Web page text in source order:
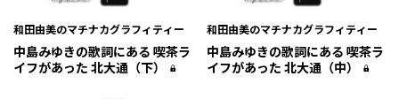
和田由美のマチナカグラフィティー
中島みゆきの歌詞にある 喫茶ラ
イフがあった 北大通（下）
和田由美のマチナカグラフィティー
中島みゆきの歌詞にある 喫茶ラ
イフがあった 北大通（中）